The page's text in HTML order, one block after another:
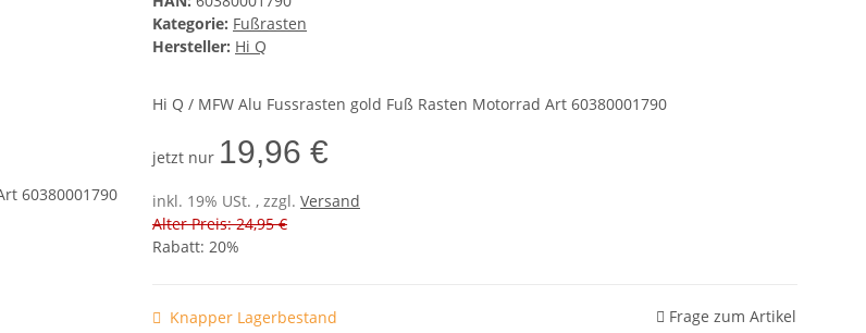
Kategorie: Fußrasten
Hersteller: Hi Q
Hi Q / MFW Alu Fussrasten gold Fuß Rasten Motorrad Art 60380001790
jetzt nur 19,96 €
inkl. 19% USt. , zzgl. Versand
Alter Preis: 24,95 €
Rabatt: 20%
Knapper Lagerbestand Frage zum Artikel